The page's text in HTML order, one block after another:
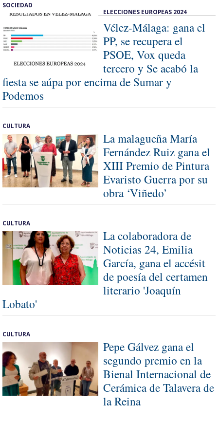
SOCIEDAD
ELECCIONES EUROPEAS 2024
Vélez-Málaga: gana el
PP, se recupera el
PSOE, Vox queda
tercero y Se acabó la
fiesta se aúpa por encima de Sumar y
Podemos
CULTURA
La malagueña María
Fernández Ruiz gana el
XIII Premio de Pintura
Evaristo Guerra por su
obra ‘Viñedo’
CULTURA
La colaboradora de
Noticias 24, Emilia
García, gana el accésit
de poesía del certamen
literario 'Joaquín
Lobato'
CULTURA
Pepe Gálvez gana el
segundo premio en la
Bienal Internacional de
Cerámica de Talavera de
la Reina